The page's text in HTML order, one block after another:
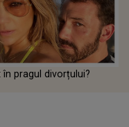
pragul divorțului?